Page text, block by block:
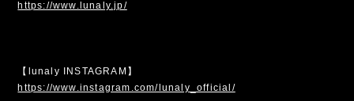
https://www.lunaly.jp/
【lunaly INSTAGRAM】
https://www.instagram.com/lunaly_official/